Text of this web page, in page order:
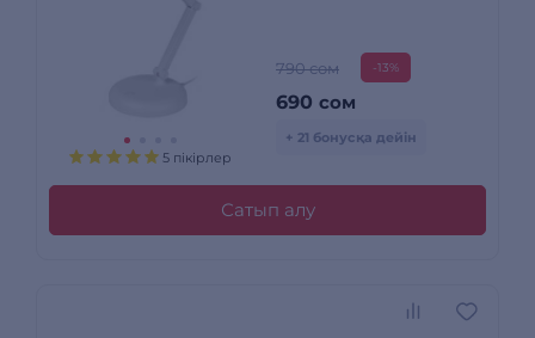
5 пікірлер
790 сом -13%
690 сом
+ 21 бонусқа дейін
Сатып алу